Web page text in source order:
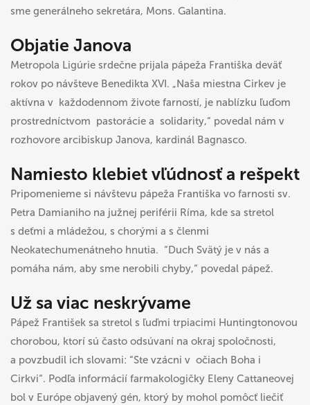
sme generálneho sekretára, Mons. Galantina.
Objatie Janova
Metropola Ligúrie srdečne prijala pápeža Františka deväť
rokov po návšteve Benedikta XVI. „Naša miestna Cirkev je
aktívna v každodennom živote farností, je nablízku ľuďom
prostredníctvom pastorácie a solidarity,“ povedal nám v
rozhovore arcibiskup Janova, kardinál Bagnasco.
Namiesto klebiet vľúdnosť a rešpekt
Pripomenieme si návštevu pápeža Františka vo farnosti sv.
Petra Damianiho na južnej periférii Ríma, kde sa stretol
s deťmi a mládežou, s chorými a s členmi
Neokatechumenátneho hnutia. “Duch Svätý je v nás a
pomáha nám, aby sme nerobili chyby,“ povedal pápež.
Už sa viac neskrývame
Pápež František sa stretol s ľuďmi trpiacimi Huntingtonovou
chorobou, ktorí sú často odsúvaní na okraj spoločnosti,
a povzbudil ich slovami: “Ste vzácni v očiach Boha i
Cirkvi“. Podľa informácií farmakologičky Eleny Cattaneovej
bol v Európe objavený gén, ktorý by mohol pomôcť liečiť